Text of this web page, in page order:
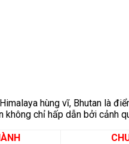
hùng vĩ, Bhutan là
không chỉ hấp dẫn bởi cảnh